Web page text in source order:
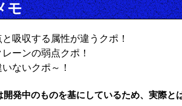
モ
吸収する属性が違うクポ！
ーンの弱点クポ！
ないクポ～！
発中のものを基にしているため、実際と